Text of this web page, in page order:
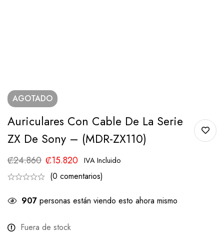
AGOTADO
Auriculares Con Cable De La Serie
ZX De Sony – (MDR-ZX110)
₡24.860 ₡15.820 IVA Incluido
(0 comentarios)
907 personas están viendo esto ahora mismo
Fuera de stock